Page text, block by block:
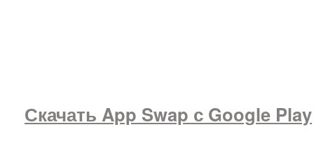
Скачать App Swap с Google Play